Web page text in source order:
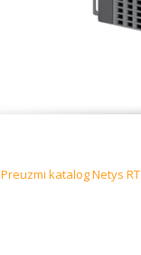
Preuzmi katalog Netys RT